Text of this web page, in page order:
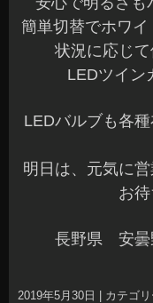
簡単切替でホワイ
状況に応じ
LEDツイン
LEDバルブも各
明日は、元気に
お
長野県 安曇
2019年5月30日 カテゴ